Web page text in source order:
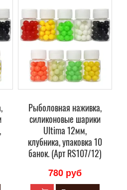
Рыболовная наживка,
силиконовые шарики
Ultima 12мм,
клубника, упаковка 10
банок. (Арт RS107/12)
780 руб